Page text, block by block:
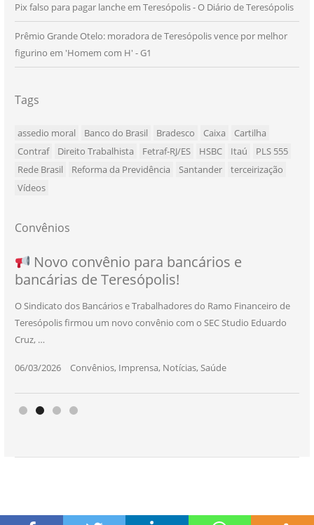
Pix falso para pagar lanche em Teresópolis - O Diário de Teresópolis
Prêmio Grande Otelo: moradora de Teresópolis vence por melhor
figurino em 'Homem com H' - G1
Tags
assedio moral Banco do Brasil Bradesco Caixa
Cartilha
Contraf
Direito Trabalhista Fetraf-RJ/ES HSBC Itaú
PLS 555
Rede Brasil
Reforma da Previdência Santander
terceirização
Vídeos
Convênios
SEU NOVO BENEFÍCIO CHEGOU
Novo convênio para bancários e
bancárias de Teresópolis!
O Sindicato dos Bancários e Trabalhadores do Ramo Financeiro de
Teresópolis firmou um novo convênio com o SEC Studio Eduardo
Cruz, …
06/03/2026| Convênios, Imprensa, Notícias,Saúde
NOVO CONVÊNIO PARA VOCÊ, BANCÁRIO
E BANCÁRIA!
25/11/2025| Convênios, Imprensa, Notícias,Saúde
Convênio com a Rede de Ensino Técnico e
Centro de Qualificação Técnica